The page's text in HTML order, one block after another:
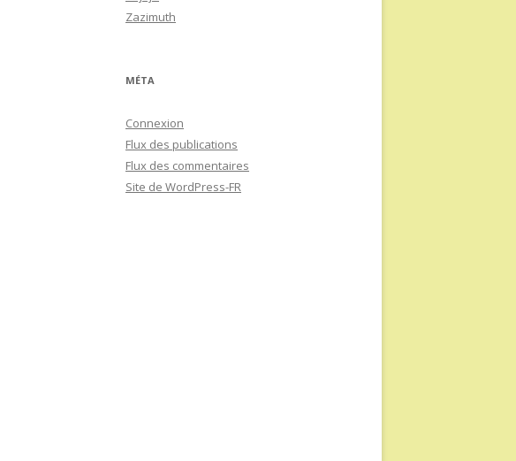
Zazimuth
MÉTA
Connexion
Flux des publications
Flux des commentaires
Site de WordPress-FR